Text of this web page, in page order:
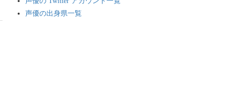
声優の出身県一覧